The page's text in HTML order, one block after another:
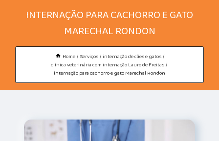
INTERNAÇÃO PARA CACHORRO E GATO
MARECHAL RONDON
Home Serviços
internação de cães e gatos
clínica veterinária com internação Lauro de Freitas
internação para cachorro e gato Marechal Rondon